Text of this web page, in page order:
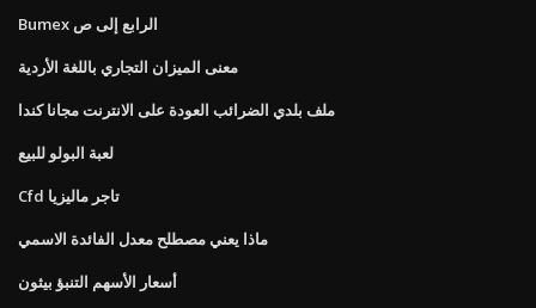
Bumex الرابع إلى ص
معنى الميزان التجاري باللغة الأردية
ملف بلدي الضرائب العودة على الانترنت مجانا كندا
لعبة البولو للبيع
Cfd تاجر ماليزيا
ماذا يعني مصطلح معدل الفائدة الاسمي
أسعار الأسهم التنبؤ بيثون